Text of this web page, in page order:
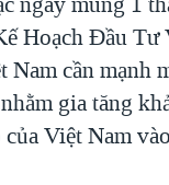
GIỚI
NGƯỜI HẠ 'BÊN
VÀ NAY
AFGHANISTAN
Hoạch Đầu Tư
Nam cần mạnh
gia tăng
Việt Nam